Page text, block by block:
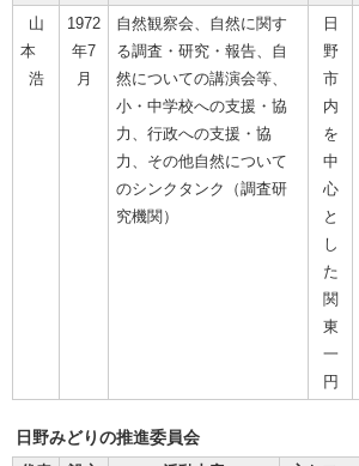
山
本
浩
1972
年7
月
自然観察会、自然に関す
る調査・研究・報告、自
然についての講演会等、
小・中学校への支援・協
力、行政への支援・協
力、その他自然について
のシンクタンク（調査研
究機関）
日
野
市
内
を
中
心
と
し
た
関
東
一
円
日野みどりの推進委員会